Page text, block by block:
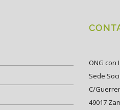
ONG con
Sede
C/
49017